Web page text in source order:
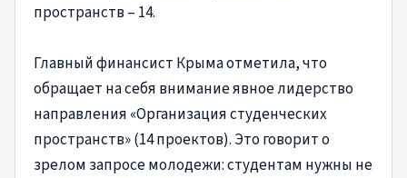
пространств – 14.
Главный финансист Крыма отметила, что
обращает на себя внимание явное лидерство
направления «Организация студенческих
пространств» (14 проектов). Это говорит о
зрелом запросе молодежи: студентам нужны не